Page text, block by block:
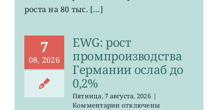
роста на 80 тыс. […]
7
08, 2026
EWG: рост
промпроизводства
Германии ослаб до
0,2%
Пятница, 7 августа, 2026 |
Комментариикотключены